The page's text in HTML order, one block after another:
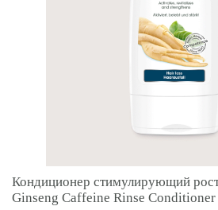
Кондиционер стимулирующий
Ginseng Caffeine Rinse